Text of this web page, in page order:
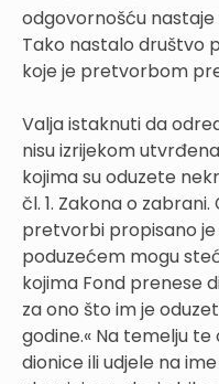
odgovornošću nastaje
Tako nastalo društvo
koje je pretvorbom
Valja istaknuti da
nisu izrijekom
kojima su oduzete
čl. 1. Zakona o
pretvorbi propisano
poduzećem mogu
kojima Fond prenese
za ono što im je
godine.« Na temelju
dionice ili udjele na